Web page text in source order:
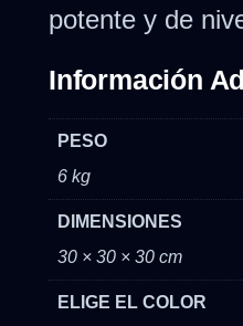
potente y de
Información
PESO
6 kg
DIMENSIONES
30 × 30 × 30 cm
ELIGE EL COLOR